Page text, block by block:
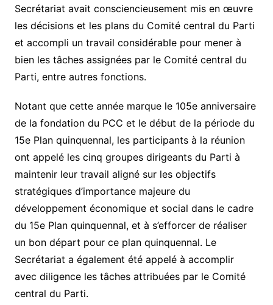
Secrétariat avait consciencieusement mis en œuvre
les décisions et les plans du Comité central du Parti
et accompli un travail considérable pour mener à
bien les tâches assignées par le Comité central du
Parti, entre autres fonctions.
Notant que cette année marque le 105e anniversaire
de la fondation du PCC et le début de la période du
15e Plan quinquennal, les participants à la réunion
ont appelé les cinq groupes dirigeants du Parti à
maintenir leur travail aligné sur les objectifs
stratégiques d’importance majeure du
développement économique et social dans le cadre
du 15e Plan quinquennal, et à s’efforcer de réaliser
un bon départ pour ce plan quinquennal. Le
Secrétariat a également été appelé à accomplir
avec diligence les tâches attribuées par le Comité
central du Parti.